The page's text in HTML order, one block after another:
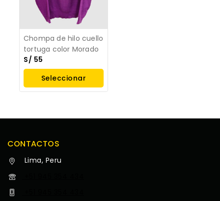
Chompa de hilo cuello
tortuga color Morado
S/ 55
Seleccionar
Opciones
CONTACTOS
Lima, Peru